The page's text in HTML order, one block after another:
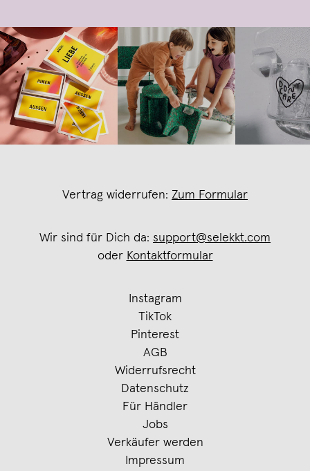
Vertrag widerrufen: Zum Formular
Wir sind für Dich da: support@selekkt.com
oder Kontaktformular
Instagram
TikTok
Pinterest
AGB
Widerrufsrecht
Datenschutz
Für Händler
Jobs
Verkäufer werden
Impressum